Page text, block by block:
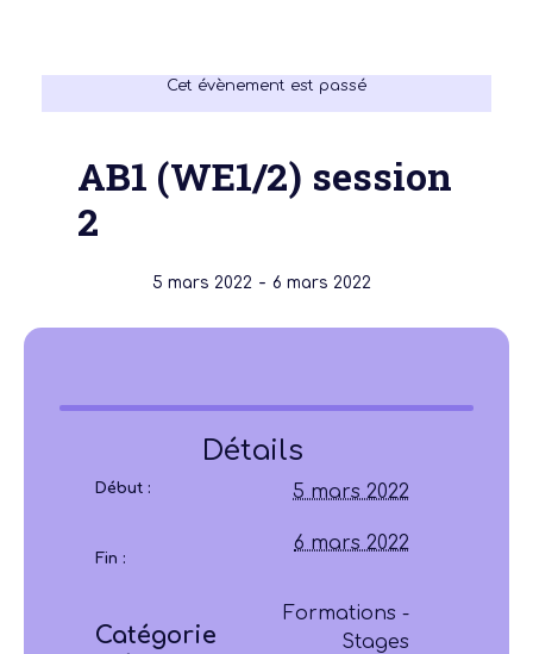
Cet évènement est passé
AB1 (WE1/2) session
2
5 mars 2022 - 6 mars 2022
Détails
Début : 5 mars 2022
Fin :
6 mars 2022
Catégorie
Formations -
Stages